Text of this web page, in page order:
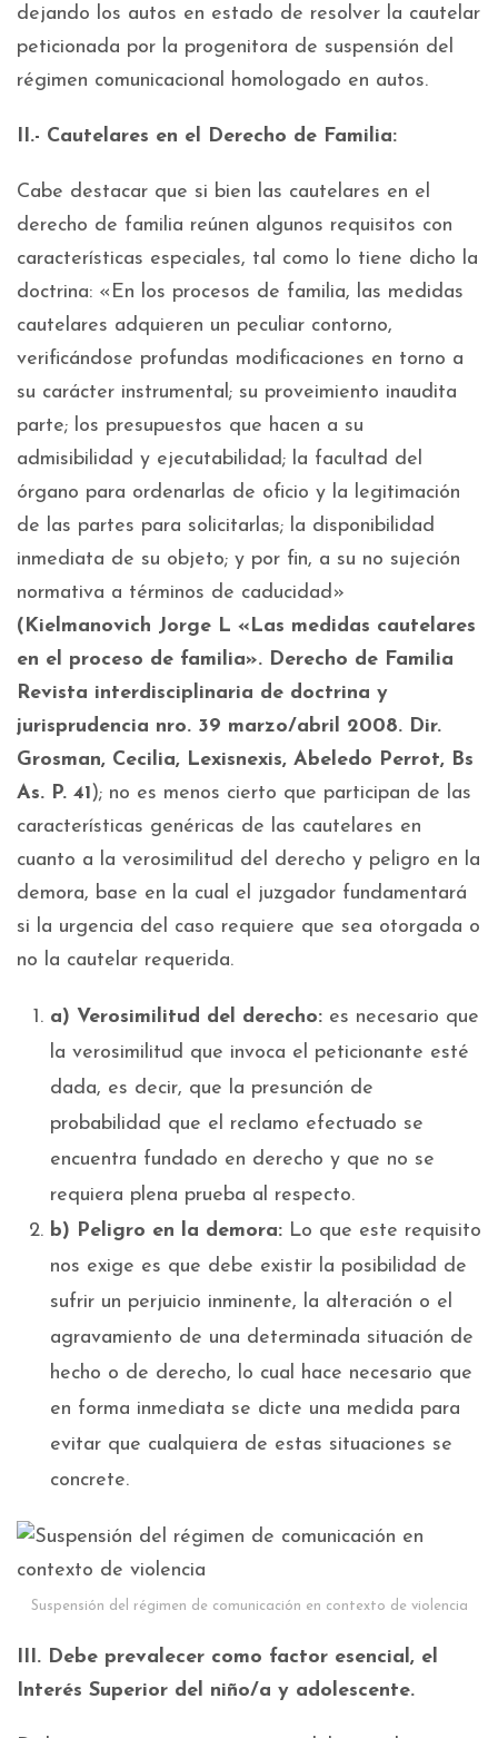
dejando los autos en estado de resolver la cautelar
peticionada por la progenitora de suspensión del
régimen comunicacional homologado en autos.
II.- Cautelares en el Derecho de Familia:
Cabe destacar que si bien las cautelares en el
derecho de familia reúnen algunos requisitos con
características especiales, tal como lo tiene dicho la
doctrina: «En los procesos de familia, las medidas
cautelares adquieren un peculiar contorno,
verificándose profundas modificaciones en torno a
su carácter instrumental; su proveimiento inaudita
parte; los presupuestos que hacen a su
admisibilidad y ejecutabilidad; la facultad del
órgano para ordenarlas de oficio y la legitimación
de las partes para solicitarlas; la disponibilidad
inmediata de su objeto; y por fin, a su no sujeción
normativa a términos de caducidad»
(Kielmanovich Jorge L «Las medidas cautelares
en el proceso de familia». Derecho de Familia
Revista interdisciplinaria de doctrina y
jurisprudencia nro. 39 marzo/abril 2008. Dir.
Grosman, Cecilia, Lexisnexis, Abeledo Perrot, Bs
As. P. 41); no es menos cierto que participan de las
características genéricas de las cautelares en
cuanto a la verosimilitud del derecho y peligro en la
demora, base en la cual el juzgador fundamentará
si la urgencia del caso requiere que sea otorgada o
no la cautelar requerida.
a) Verosimilitud del derecho: es necesario que
la verosimilitud que invoca el peticionante esté
dada, es decir, que la presunción de
probabilidad que el reclamo efectuado se
encuentra fundado en derecho y que no se
requiera plena prueba al respecto.
b) Peligro en la demora: Lo que este requisito
nos exige es que debe existir la posibilidad de
sufrir un perjuicio inminente, la alteración o el
agravamiento de una determinada situación de
hecho o de derecho, lo cual hace necesario que
en forma inmediata se dicte una medida para
evitar que cualquiera de estas situaciones se
concrete.
Suspensión del régimen de comunicación en contexto de violencia
III. Debe prevalecer como factor esencial, el
Interés Superior del niño/a y adolescente.